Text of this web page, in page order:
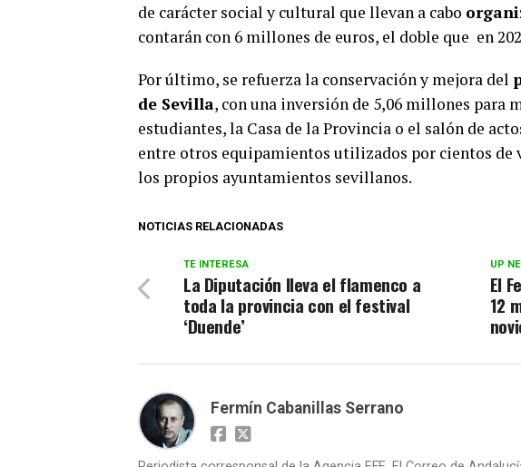
de carácter social y cultural que llevan a cabo
contarán con 6 millones de euros, el doble que en
Por último, se refuerza la conservación y mejora del
de Sevilla, con una inversión de 5,06 millones para
estudiantes, la Casa de la Provincia o el salón de
entre otros equipamientos utilizados por cientos de
los propios ayuntamientos sevillanos.
NOTICIAS RELACIONADAS
UP
El
12
TE INTERESA
La Diputación lleva el flamenco a
toda la provincia con el festival
‘Duende’
Fermín Cabanillas Serrano